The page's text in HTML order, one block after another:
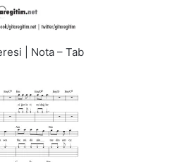
| Nota – Tab